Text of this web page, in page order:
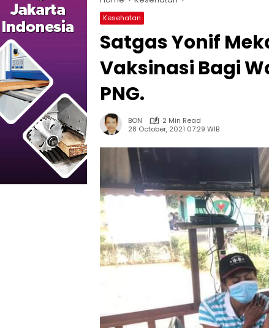
Kesehatan
Satgas Yonif
Vaksinasi Bagi
PNG.
BON
2 Min Read
28 October, 2021 07:29 WIB